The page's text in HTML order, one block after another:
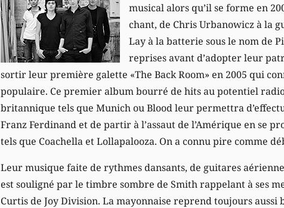
musical alors qu’il se forme en
chant, de Chris Urbanowicz à la
Lay à la batterie sous le nom de
reprises avant d’adopter leur
sortir leur première galette «The Back Room» en 2005 qui
populaire. Ce premier album bourré de hits au potentiel
britannique tels que Munich ou Blood leur permettra
Franz Ferdinand et de partir à l’assaut de l’Amérique en se
tels que Coachella et Lollapalooza. On a connu pire comme
Leur musique faite de rythmes dansants, de guitares
est souligné par le timbre sombre de Smith rappelant à ses
Curtis de Joy Division. La mayonnaise reprend toujours